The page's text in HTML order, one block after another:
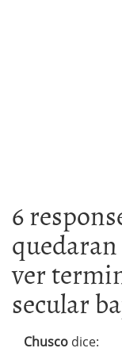
6
ver
secular
Chusco dice: